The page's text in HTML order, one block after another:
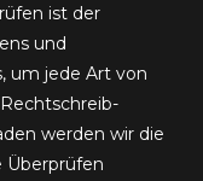
ist der
und
um jede Art von
werden wir die
Überprüfen